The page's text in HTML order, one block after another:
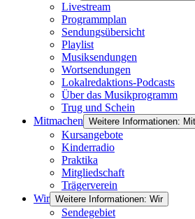
Livestream
Programmplan
Sendungsübersicht
Playlist
Musiksendungen
Wortsendungen
Lokalredaktions-Podcasts
Über das Musikprogramm
Trug und Schein
Mitmachen Weitere Informationen:
Kursangebote
Kinderradio
Praktika
Mitgliedschaft
Trägerverein
Wir Weitere Informationen: Wir
Sendegebiet